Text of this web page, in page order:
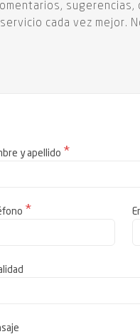
cada vez mejor.
y apellido *
*